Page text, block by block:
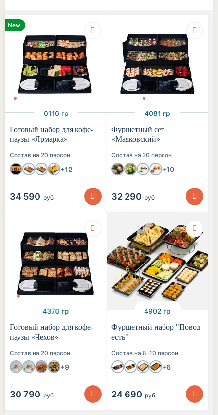
New
6116 гр
Готовый набор для кофе-
паузы «Ярмарка»
Состав на 20 персон
+12
34 590 руб
4081 гр
Фуршетный сет
«Маяковский»
Состав на 20 персон
+10
32 290 руб
4370 гр
Готовый набор для кофе-
паузы «Чехов»
Состав на 20 персон
+9
30 790 руб
4902 гр
Фуршетный набор "Повод
есть"
Состав на 8-10 персон
+6
24 690 руб